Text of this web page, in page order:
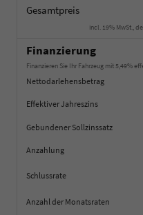
Gesamtpreis
incl. 19% MwSt.,
Finanzierung
Finanzieren Sie Ihr Fahrzeug mit 5,49%
Nettodarlehensbetrag
Effektiver Jahreszins
Gebundener Sollzinssatz
Anzahlung
Schlussrate
Anzahl der Monatsraten